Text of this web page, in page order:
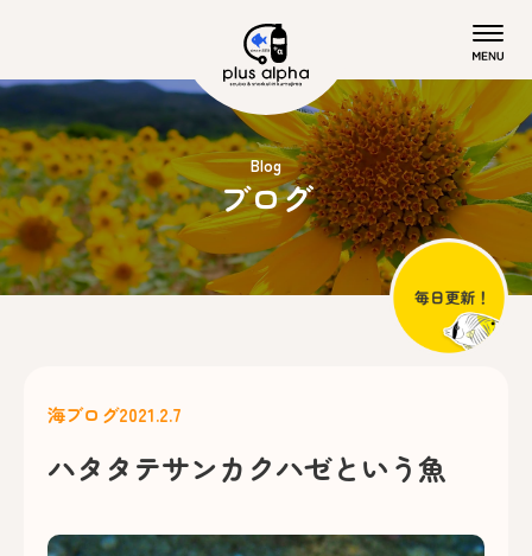
Blog
ブログ
海ブログ2021.2.7
ハタタテサンカクハゼという魚